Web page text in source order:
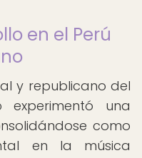
en el Perú
y republicano del
una
como
en la música